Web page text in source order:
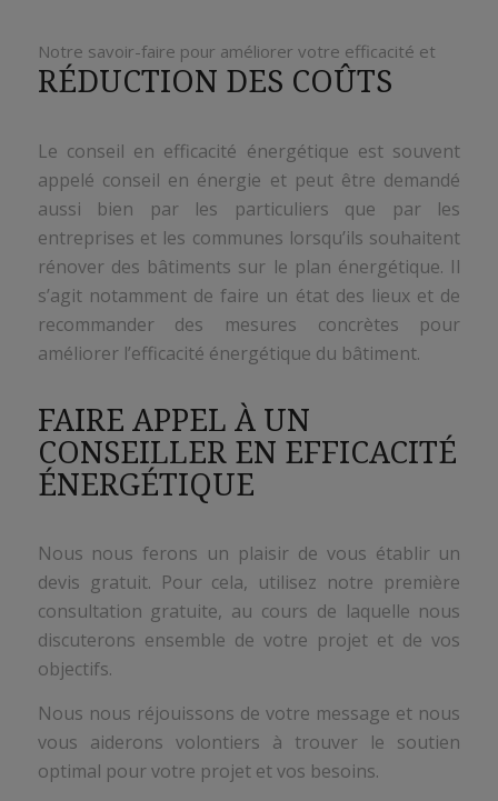
Notre savoir-faire pour améliorer votre efficacité et
RÉDUCTION DES COÛTS
Le conseil en efficacité énergétique est souvent
appelé conseil en énergie et peut être demandé
aussi bien par les particuliers que par les
entreprises et les communes lorsqu’ils souhaitent
rénover des bâtiments sur le plan énergétique. Il
s’agit notamment de faire un état des lieux et de
recommander des mesures concrètes pour
améliorer l’efficacité énergétique du bâtiment.
FAIRE APPEL À UN
CONSEILLER EN EFFICACITÉ
ÉNERGÉTIQUE
Nous nous ferons un plaisir de vous établir un
devis gratuit. Pour cela, utilisez notre première
consultation gratuite, au cours de laquelle nous
discuterons ensemble de votre projet et de vos
objectifs.
Nous nous réjouissons de votre message et nous
vous aiderons volontiers à trouver le soutien
optimal pour votre projet et vos besoins.